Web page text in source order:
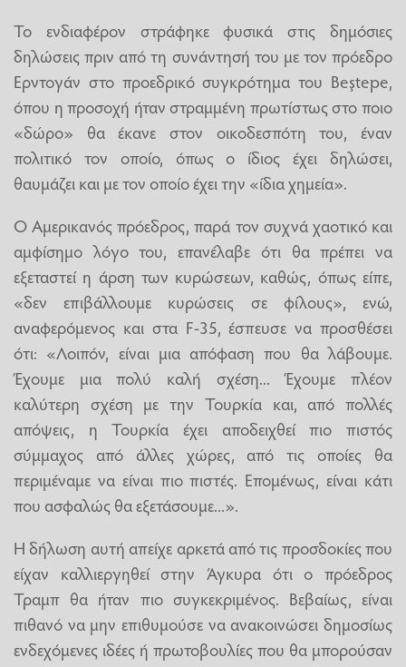
Το ενδιαφέρον στράφηκε φυσικά στις δημόσιες
δηλώσεις πριν από τη συνάντησή του με τον πρόεδρο
Ερντογάν στο προεδρικό συγκρότημα του Beştepe,
όπου η προσοχή ήταν στραμμένη πρωτίστως στο ποιο
«δώρο» θα έκανε στον οικοδεσπότη του, έναν
πολιτικό τον οποίο, όπως ο ίδιος έχει δηλώσει,
θαυμάζει και με τον οποίο έχει την «ίδια χημεία».
Ο Αμερικανός πρόεδρος, παρά τον συχνά χαοτικό και
αμφίσημο λόγο του, επανέλαβε ότι θα πρέπει να
εξεταστεί η άρση των κυρώσεων, καθώς, όπως είπε,
«δεν επιβάλλουμε κυρώσεις σε φίλους», ενώ,
αναφερόμενος και στα F-35, έσπευσε να προσθέσει
ότι: «Λοιπόν, είναι μια απόφαση που θα λάβουμε.
Έχουμε μια πολύ καλή σχέση... Έχουμε πλέον
καλύτερη σχέση με την Τουρκία και, από πολλές
απόψεις, η Τουρκία έχει αποδειχθεί πιο πιστός
σύμμαχος από άλλες χώρες, από τις οποίες θα
περιμέναμε να είναι πιο πιστές. Επομένως, είναι κάτι
που ασφαλώς θα εξετάσουμε...».
Η δήλωση αυτή απείχε αρκετά από τις προσδοκίες που
είχαν καλλιεργηθεί στην Άγκυρα ότι ο πρόεδρος
Τραμπ θα ήταν πιο συγκεκριμένος. Βεβαίως, είναι
πιθανό να μην επιθυμούσε να ανακοινώσει δημοσίως
ενδεχόμενες ιδέες ή πρωτοβουλίες που θα μπορούσαν